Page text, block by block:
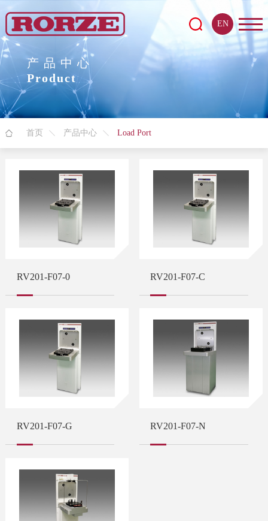
EN
产品中心
Product
首页 产品中心 Load Port
RV201-F07-0 RV201-F07-C
RV201-F07-G RV201-F07-N